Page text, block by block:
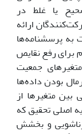
یا غلط در
ارائه
به پرسشنامه‌ها
برای رفع نقایص
جمعیت
بودن داده‌ها
متغیرها از
اصلی تحقیق که
زناشویی و بخشش